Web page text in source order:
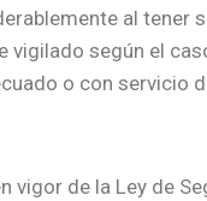
al tener
vigilado según el
o con servicio
vigor de la Ley de